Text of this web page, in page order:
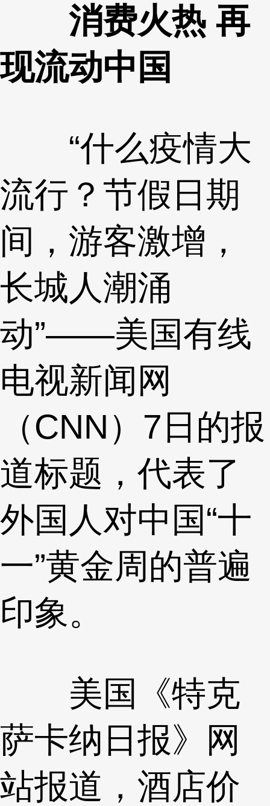
消费火热 再
现流动中国
“什么疫情大
流行？节假日期
间，游客激增，
长城人潮涌
动”——美国有线
电视新闻网
（CNN）7日的报
道标题，代表了
外国人对中国“十
一”黄金周的普遍
印象。
美国《特克
萨卡纳日报》网
站报道，酒店价